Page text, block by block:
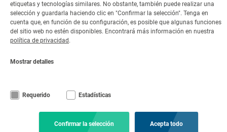
© Copyright KAUP GmbH & Co. KG
Notas legales
Código de conducta
Aviso Legal
Declaración de privacidad
Condiciones generales
Exención de responsabilidad
Configuración de las cookies
etiquetas y tecnologías similares. No obstante, también puede realizar una
selección y guardarla haciendo clic en "Confirmar la selección". Tenga en
cuenta que, en función de su configuración, es posible que algunas funciones
del sitio web no estén disponibles. Encontrará más información en nuestra
política de privacidad .
Mostrar detalles
Requerido Estadísticas
Confirmar la selección Acepta todo